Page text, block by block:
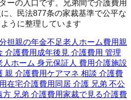
ーの入口です。兄弟間で介護費用
、民法877条の家裁基準で公平な
うに整理しています
担親の年金不足老人ホーム費用 親
介護費用 成年後見 介護費用 管理
人ホーム 身元保証人 費用介護施設
親 介護費用ケアマネ 相談 介護費
在宅介護費用 同居 介護 兄弟 不公
方 兄弟 介護費用家裁で見る介護費